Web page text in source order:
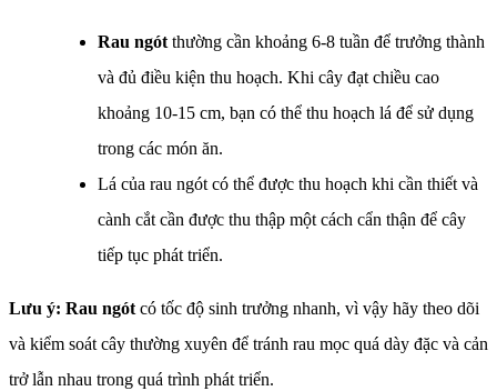
Rau ngót thường cần khoảng 6-8 tuần để trưởng thành
và đủ điều kiện thu hoạch. Khi cây đạt chiều cao
khoảng 10-15 cm, bạn có thể thu hoạch lá để sử dụng
trong các món ăn.
Lá của rau ngót có thể được thu hoạch khi cần thiết và
cành cắt cần được thu thập một cách cẩn thận để cây
tiếp tục phát triển.
Lưu ý: Rau ngót có tốc độ sinh trưởng nhanh, vì vậy hãy theo dõi
và kiểm soát cây thường xuyên để tránh rau mọc quá dày đặc và cản
trở lẫn nhau trong quá trình phát triển.